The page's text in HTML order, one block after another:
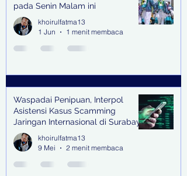
pada Senin Malam ini
khoirulfatma13
1 Jun
1 menit membaca
Waspadai Penipuan, Interpol
Asistensi Kasus Scamming
Jaringan Internasional di Surabaya
khoirulfatma13
9 Mei
2 menit membaca